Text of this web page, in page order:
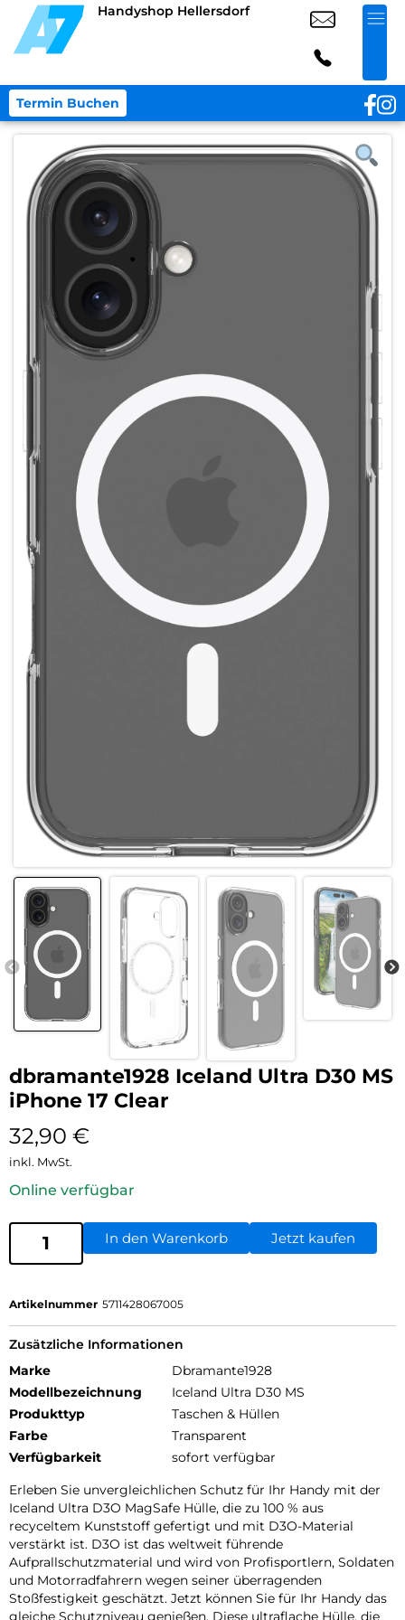
Handyshop Hellersdorf
Termin Buchen
dbramante1928 Iceland Ultra D30 MS
iPhone 17 Clear
32,90 €
inkl. MwSt.
Online verfügbar
In den Warenkorb Jetzt kaufen
Artikelnummer 5711428067005
Zusätzliche Informationen
Marke
Dbramante1928
Modellbezeichnung
Iceland Ultra D30 MS
Produkttyp
Taschen & Hüllen
Farbe
Transparent
Verfügbarkeit
sofort verfügbar
Erleben Sie unvergleichlichen Schutz für Ihr Handy mit der
Iceland Ultra D3O MagSafe Hülle, die zu 100 % aus
recyceltem Kunststoff gefertigt und mit D3O-Material
verstärkt ist. D3O ist das weltweit führende
Aufprallschutzmaterial und wird von Profisportlern, Soldaten
und Motorradfahrern wegen seiner überragenden
Stoßfestigkeit geschätzt. Jetzt können Sie für Ihr Handy das
gleiche Schutzniveau genießen. Diese ultraflache Hülle, die